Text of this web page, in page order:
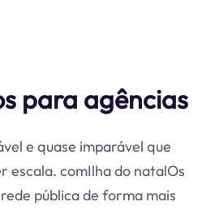
para agências
e quase imparável que
escala. comIlha do natalOs
pública de forma mais